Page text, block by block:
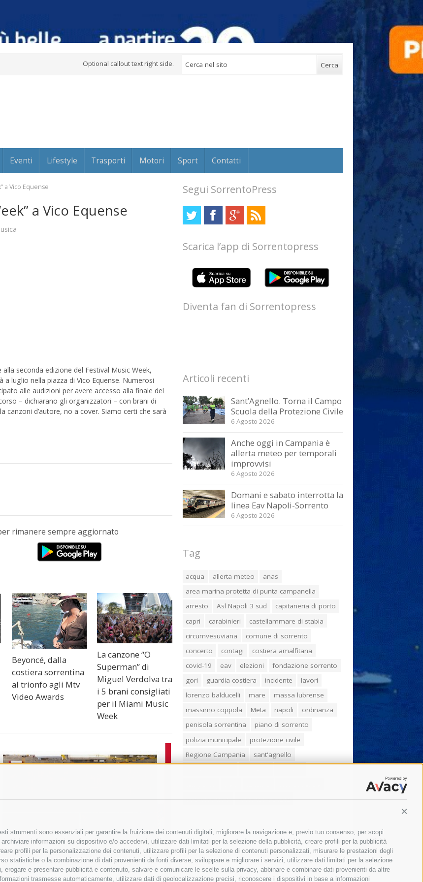
strumenti sono essenziali per garantire la fruizione dei contenuti digitali, migliorare la navigazione e, previo tuo consenso, per scopi
informazioni su dispositivo e/o accedervi, utilizzare dati limitati per la selezione della pubblicità, creare profili per la pubblicità
profili per la personalizzazione dei contenuti, utilizzare profili per la selezione di contenuti personalizzati, misurare le prestazioni degli
statistiche o la combinazione di dati provenienti da fonti diverse, sviluppare e migliorare i servizi, utilizzare dati limitati per la selezione
e presentare pubblicità e contenuto, salvare e comunicare le scelte sulla privacy, abbinare e combinare dati provenienti da altre
trasmesse automaticamente, utilizzare dati di geolocalizzazione precisi, riconoscere i dispositivi in base a informazioni
Optional callout text right side.
Eventi Lifestyle Trasporti Motori Sport Contatti
a Vico Equense
a Vico Equense
alla seconda edizione del Festival Music Week,
luglio nella piazza di Vico Equense. Numerosi
alle audizioni per avere accesso alla finale del
– dichiarano gli organizzatori – con brani di
d’autore, no a cover. Siamo certi che sarà
rimanere sempre aggiornato
Beyoncé, dalla
costiera sorrentina
al trionfo agli Mtv
Video Awards
La canzone “O
Superman” di
Miguel Verdolva tra
i 5 brani consigliati
per il Miami Music
Week
Segui SorrentoPress
Scarica l’app di Sorrentopress
Diventa fan di Sorrentopress
Articoli recenti
Sant’Agnello. Torna il Campo
Scuola della Protezione Civile
6 Agosto 2026
Anche oggi in Campania è
allerta meteo per temporali
improvvisi
6 Agosto 2026
Domani e sabato interrotta la
linea Eav Napoli-Sorrento
6 Agosto 2026
Tag
acqua allerta meteo
anas
area marina protetta di punta campanella
arresto
Asl Napoli 3 sud
capitaneria di porto
capri
carabinieri
castellammare di stabia
circumvesuviana
comune di sorrento
concerto
contagi
costiera amalfitana
covid-19
eav elezioni
fondazione sorrento
gori
guardia costiera incidente
lavori
lorenzo balducelli
mare
massa lubrense
massimo coppola
Meta napoli
ordinanza
penisola sorrentina
piano di sorrento
polizia municipale
protezione civile
Regione Campania
sant'agnello
villa fiorentino
vincenzo de luca